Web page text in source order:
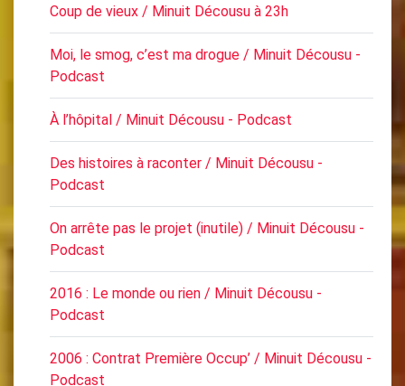
Coup de vieux / Minuit Décousu à 23h
Moi, le smog, c’est ma drogue / Minuit Décousu -
Podcast
À l’hôpital / Minuit Décousu - Podcast
Des histoires à raconter / Minuit Décousu -
Podcast
On arrête pas le projet (inutile) / Minuit Décousu -
Podcast
2016 : Le monde ou rien / Minuit Décousu -
Podcast
2006 : Contrat Première Occup’ / Minuit Décousu -
Podcast